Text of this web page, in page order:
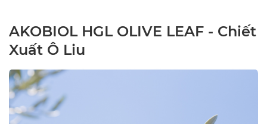
AKOBIOL HGL OLIVE LEAF - Chiết
Xuất Ô Liu